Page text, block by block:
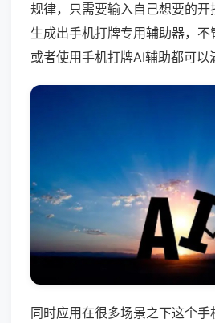
规律，只需要输入自己想要的开
生成出手机打牌专用辅助器，
或者使用手机打牌AI辅助都可以
同时应用在很多场景之下这个